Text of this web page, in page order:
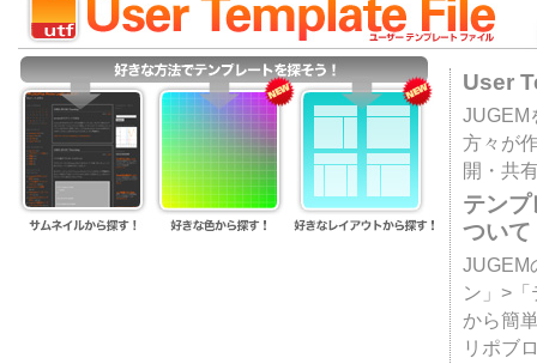
User
JUGEM
方々が
開・共
テン
ついて
JUGEM
ン」>
から簡
リポブ